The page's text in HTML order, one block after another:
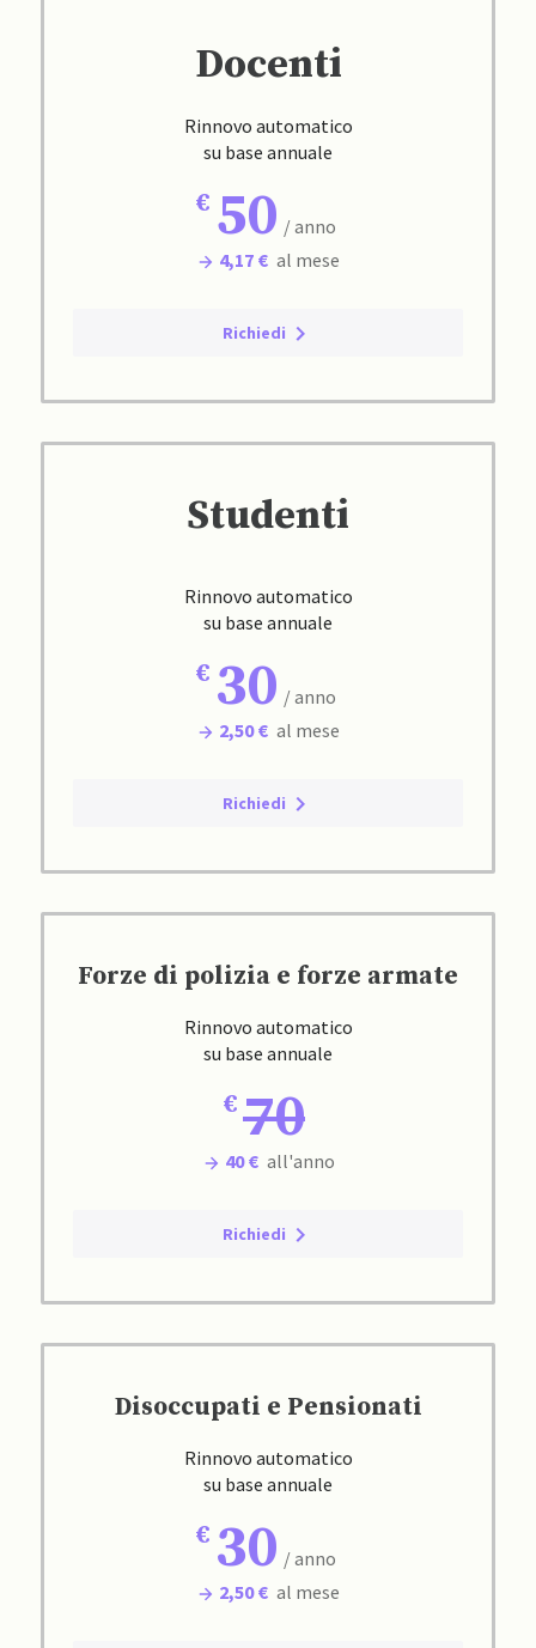
Docenti
Rinnovo automatico
su base annuale
50 / anno
4,17 € al mese
Richiedi
Studenti
Rinnovo automatico
su base annuale
30 / anno
2,50 € al mese
Richiedi
Forze di polizia e forze armate
Rinnovo automatico
su base annuale
70
40 € all'anno
Richiedi
Disoccupati e Pensionati
Rinnovo automatico
su base annuale
30 / anno
2,50 € al mese